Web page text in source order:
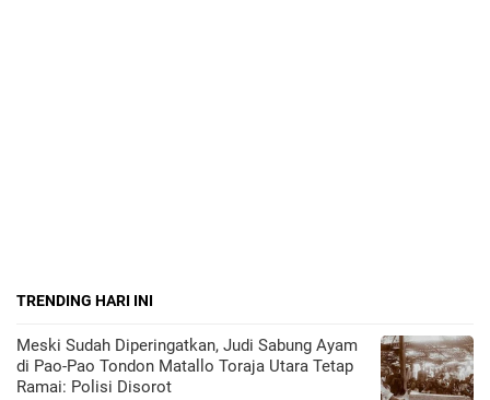
TRENDING HARI INI
Meski Sudah Diperingatkan, Judi Sabung Ayam
di Pao-Pao Tondon Matallo Toraja Utara Tetap
Ramai: Polisi Disorot